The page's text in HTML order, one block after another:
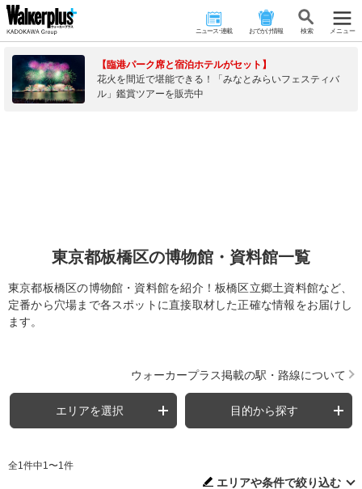
ニュース･連載 おでかけ情報 検 索 メニュー
【臨港パーク席と宿泊ホテルがセット】
花火を間近で堪能できる！「みなとみらいフェスティバ
ル」鑑賞ツアーを販売中
東京都板橋区の博物館・資料館一覧
東京都板橋区の博物館・資料館を紹介！板橋区立郷土資料館など、
定番から穴場まで各スポットに直接取材した正確な情報をお届けし
ます。
ウォーカープラス掲載の駅・路線について
エリアを選択 目的から探す
全1件中1〜1件
エリアや条件で絞り込む